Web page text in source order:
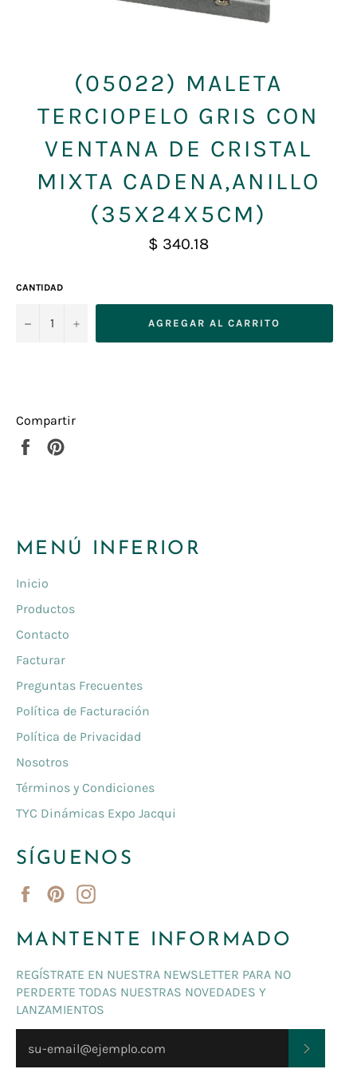
(05022) MALETA
TERCIOPELO GRIS CON
VENTANA DE CRISTAL
MIXTA CADENA,ANILLO
(35X24X5CM)
Precio
habitual
$ 340.18
CANTIDAD
− + AGREGAR AL CARRITO
Compartir
Compartir
MENÚ INFERIOR
Inicio
Productos
Contacto
Facturar
Preguntas Frecuentes
Política de Facturación
Política de Privacidad
Nosotros
Términos y Condiciones
TYC Dinámicas Expo Jacqui
SÍGUENOS
FacebookPinterest
MANTENTE INFORMADO
REGÍSTRATE EN NUESTRA NEWSLETTER PARA NO
PERDERTE TODAS NUESTRAS NOVEDADES Y
LANZAMIENTOS